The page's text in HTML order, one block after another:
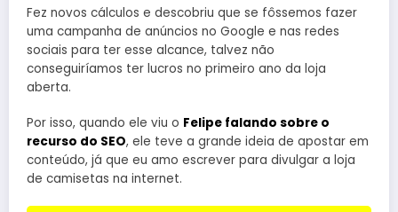
Fez novos cálculos e descobriu que se fôssemos fazer
uma campanha de anúncios no Google e nas redes
sociais para ter esse alcance, talvez não
conseguiríamos ter lucros no primeiro ano da loja
aberta.
Por isso, quando ele viu o Felipe falando sobre o
recurso do SEO, ele teve a grande ideia de apostar em
conteúdo, já que eu amo escrever para divulgar a loja
de camisetas na internet.